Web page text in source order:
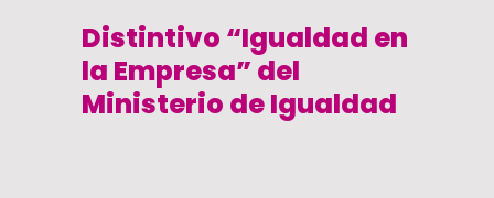
Distintivo “Igualdad en
la Empresa” del
Ministerio de Igualdad